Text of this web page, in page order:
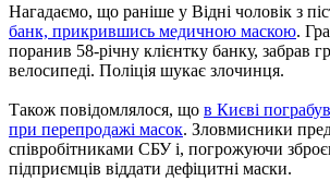
Нагадаємо, що раніше у Відні чоловік з
банк, прикрившись медичною маскою.
поранив 58-річну клієнтку банку, забрав
велосипеді. Поліція шукає злочинця.
Також повідомлялося, що в Києві
при перепродажі масок. Зловмисники
співробітниками СБУ і, погрожуючи
підприємців віддати дефіцитні маски.